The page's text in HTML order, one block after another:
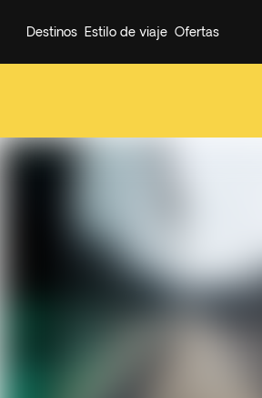
Destinos Estilo de viaje Ofertas